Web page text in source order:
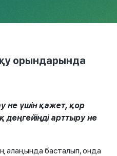
орындарында
не үшін қажет, қор
арттыру не
алаңында басталып, онда